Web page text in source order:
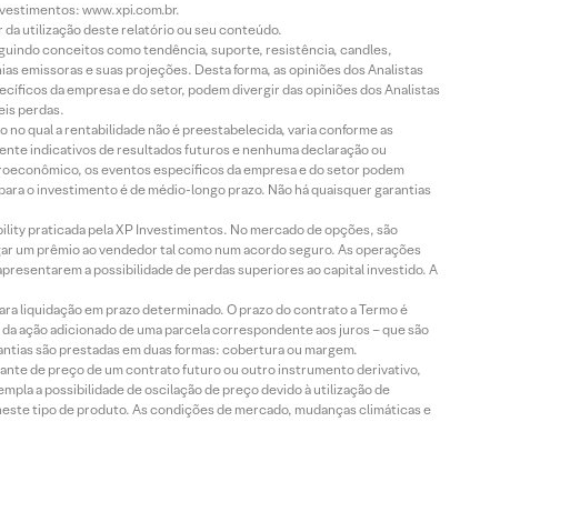
www.xpi.com.br.
utilização deste relatório ou seu conteúdo.
conceitos como tendência, suporte, resistência, candles,
emissoras e suas projeções. Desta forma, as opiniões dos Analistas
da empresa e do setor, podem divergir das opiniões dos Analistas
perdas.
no qual a rentabilidade não é preestabelecida, varia conforme as
indicativos de resultados futuros e nenhuma declaração ou
os eventos específicos da empresa e do setor podem
o investimento é de médio-longo prazo. Não há quaisquer garantias
praticada pela XP Investimentos. No mercado de opções, são
um prêmio ao vendedor tal como num acordo seguro. As operações
a possibilidade de perdas superiores ao capital investido. A
liquidação em prazo determinado. O prazo do contrato a Termo é
ação adicionado de uma parcela correspondente aos juros – que são
são prestadas em duas formas: cobertura ou margem.
de preço de um contrato futuro ou outro instrumento derivativo,
a possibilidade de oscilação de preço devido à utilização de
tipo de produto. As condições de mercado, mudanças climáticas e